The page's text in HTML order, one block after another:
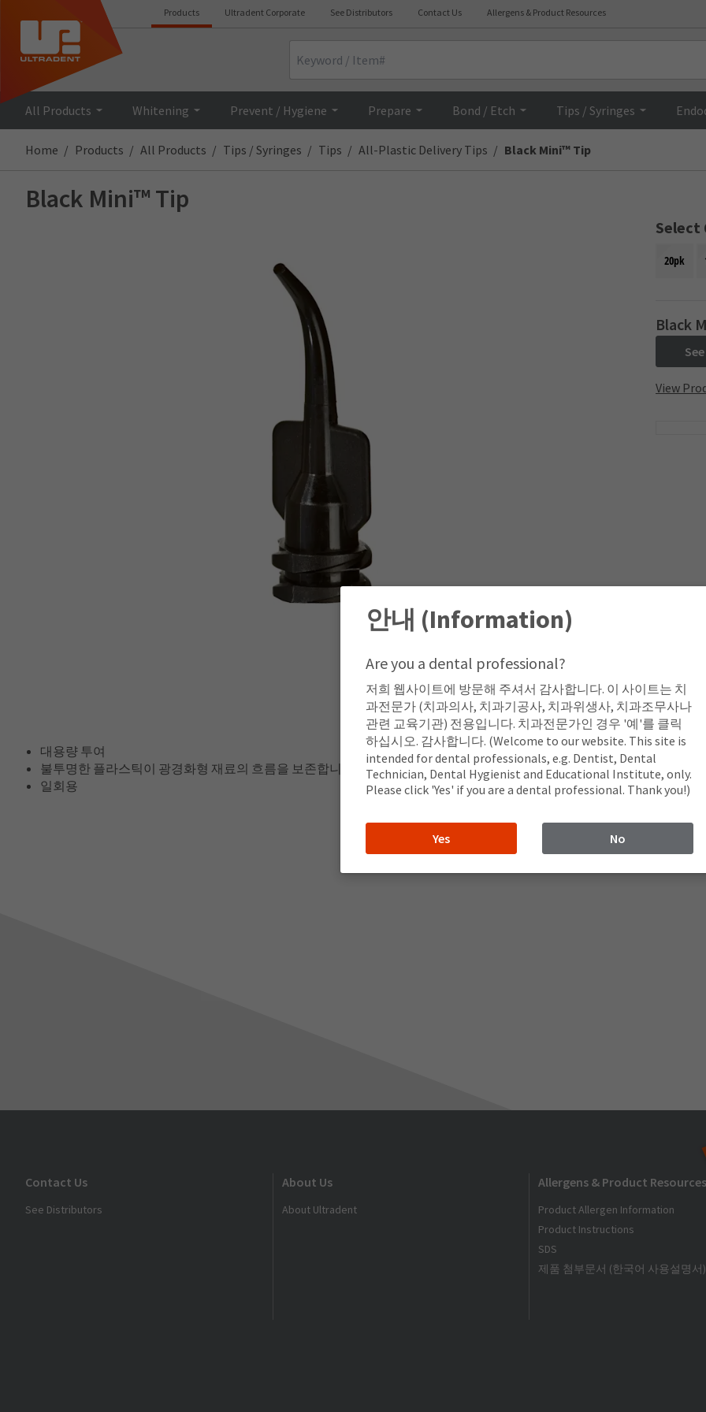
Products Ultradent Corporate See Distributors Contact Us Allergens & Product Resources
All Products Whitening Prevent / Hygiene Prepare Bond / Etch Tips / Syringes
Home Products All Products Tips / Syringes Tips All-Plastic Delivery Tips Black Mini™ Tip
Black Mini™ Tip
Select
20pk
Black
View
대용량 투여
불투명한 플라스틱이 광경화형 재료의 흐름을 보존합니다.
일회용
Contact Us
See Distributors
About Us
About Ultradent
Allergens & Product Resources
Product Allergen Information
Product Instructions
SDS
제품 첨부문서 (한국어 사용설명서)
안내 (Information)
Are you a dental professional?
저희 웹사이트에 방문해 주셔서 감사합니다. 이 사이트는 치
과전문가 (치과의사, 치과기공사, 치과위생사, 치과조무사나
관련 교육기관) 전용입니다. 치과전문가인 경우 '예'를 클릭
하십시오. 감사합니다. (Welcome to our website. This site is
intended for dental professionals, e.g. Dentist, Dental
Technician, Dental Hygienist and Educational Institute, only.
Please click 'Yes' if you are a dental professional. Thank you!)
Yes No